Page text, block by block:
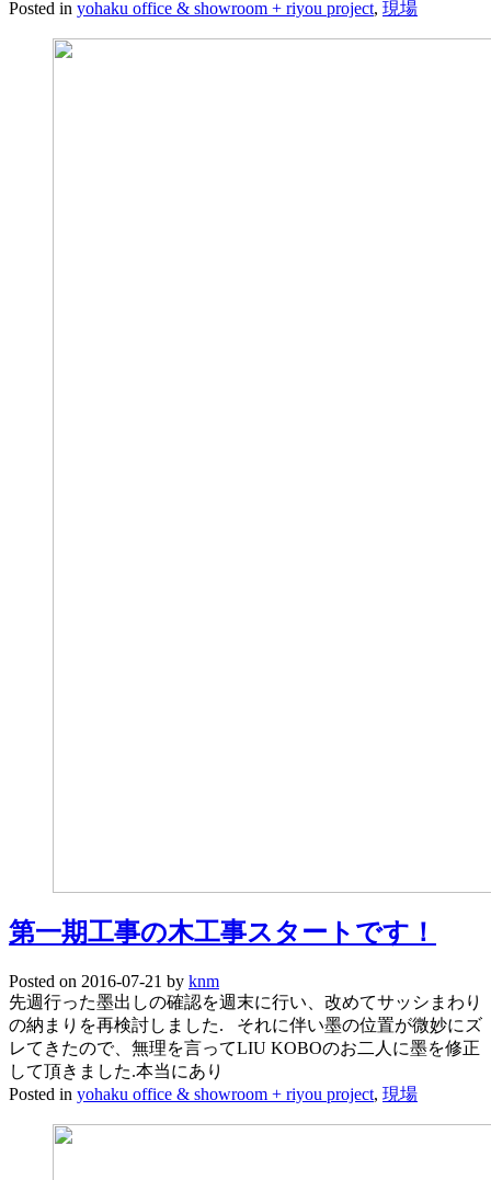
Posted in yohaku office & showroom + riyou project, 現場
第一期工事の木工事スタートです！
Posted on 2016-07-21 by knm
先週行った墨出しの確認を週末に行い、改めてサッシまわり
の納まりを再検討しました. それに伴い墨の位置が微妙にズ
レてきたので、無理を言ってLIU KOBOのお二人に墨を修正
して頂きました.本当にあり
Posted in yohaku office & showroom + riyou project, 現場